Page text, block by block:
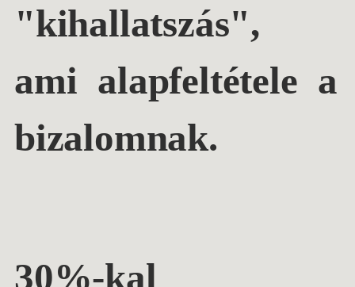
"kihallatszás",
ami alapfeltétele a
bizalomnak.
30%-kal